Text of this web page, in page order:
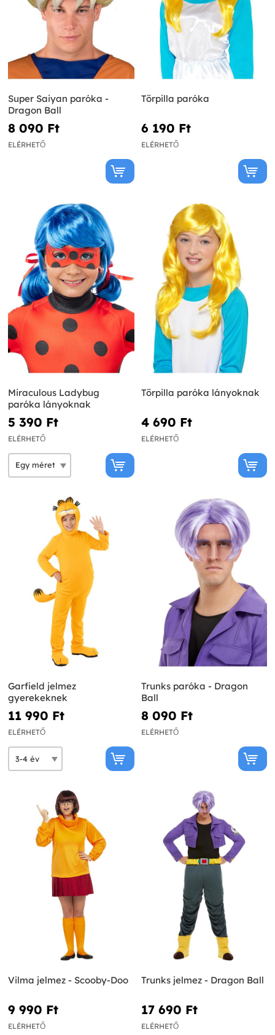
Super Saiyan paróka -
Dragon Ball
8 090 Ft‎
ELÉRHETŐ
Törpilla paróka
6 190 Ft‎
ELÉRHETŐ
Miraculous Ladybug
paróka lányoknak
5 390 Ft‎
ELÉRHETŐ
Törpilla paróka lányoknak
4 690 Ft‎
ELÉRHETŐ
Garfield jelmez
gyerekeknek
11 990 Ft‎
ELÉRHETŐ
Trunks paróka - Dragon
Ball
8 090 Ft‎
ELÉRHETŐ
Vilma jelmez - Scooby-Doo
9 990 Ft‎
ELÉRHETŐ
Trunks jelmez - Dragon Ball
17 690 Ft‎
ELÉRHETŐ